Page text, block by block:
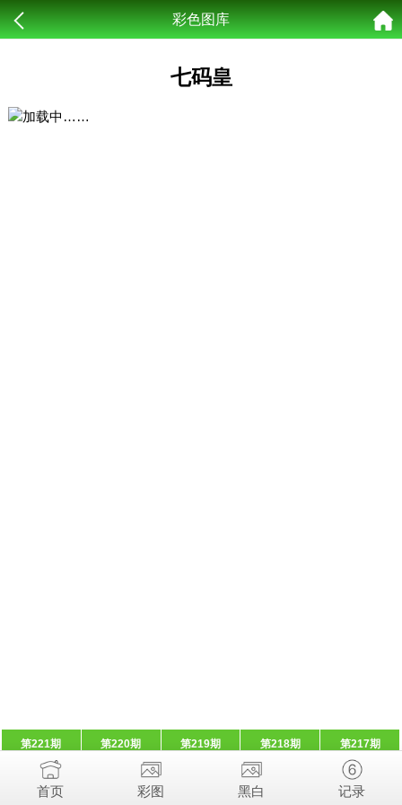
彩色图库
七码皇
第221期 第220期 第219期 第218期 第217期
首页 彩图 黑白 记录